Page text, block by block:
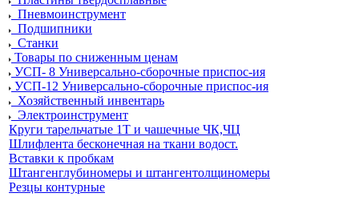
Пневмоинструмент
Подшипники
Станки
Товары по сниженным ценам
УСП- 8 Универсально-сборочные приспос-ия
УСП-12 Универсально-сборочные приспос-ия
Хозяйственный инвентарь
Электроинструмент
Круги тарельчатые 1Т и чашечные ЧК,ЧЦ
Шлифлента бесконечная на ткани водост.
Вставки к пробкам
Штангенглубиномеры и штангентолщиномеры
Резцы контурные